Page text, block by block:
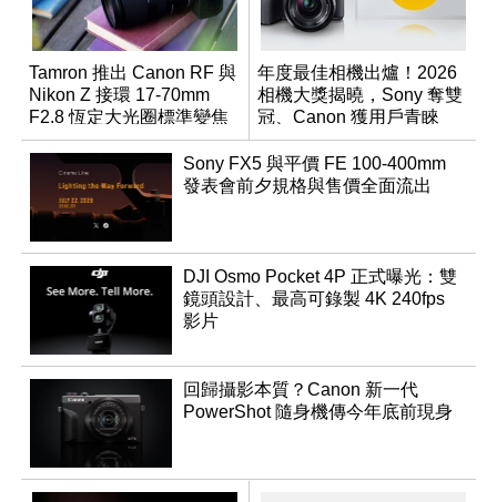
Tamron 推出 Canon RF 與
Nikon Z 接環 17-70mm
F2.8 恆定大光圈標準變焦
鏡
年度最佳相機出爐！2026
相機大獎揭曉，Sony 奪雙
冠、Canon 獲用戶青睞
Sony FX5 與平價 FE 100-400mm
發表會前夕規格與售價全面流出
DJI Osmo Pocket 4P 正式曝光：雙
鏡頭設計、最高可錄製 4K 240fps
影片
回歸攝影本質？Canon 新一代
PowerShot 隨身機傳今年底前現身